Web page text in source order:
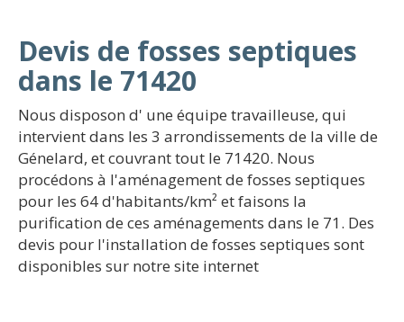
Devis de fosses septiques
dans le 71420
Nous disposon d' une équipe travailleuse, qui
intervient dans les 3 arrondissements de la ville de
Génelard, et couvrant tout le 71420. Nous
procédons à l'aménagement de fosses septiques
pour les 64 d'habitants/km² et faisons la
purification de ces aménagements dans le 71. Des
devis pour l'installation de fosses septiques sont
disponibles sur notre site internet